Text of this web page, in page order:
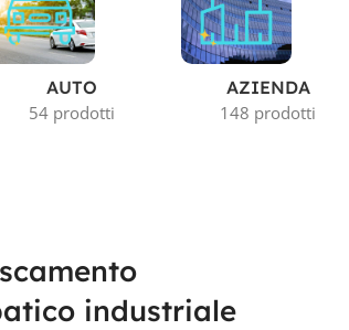
AUTO
54 prodotti
AZIENDA
148 prodotti
industriale